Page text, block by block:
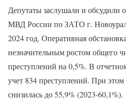
Депутаты заслушали и обсудили
МВД России по ЗАТО г.
2024 год. Оперативная
незначительным ростом общего
преступлений на 0,5%. В
учет 834 преступлений. При этом
снизилась до 55,9% (2023-60,1%).